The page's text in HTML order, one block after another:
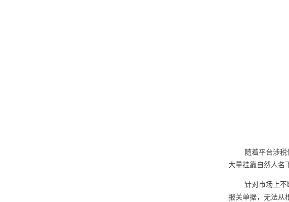
随着平台涉
大量挂靠自然人名
针对市场上
报关单据，无法从